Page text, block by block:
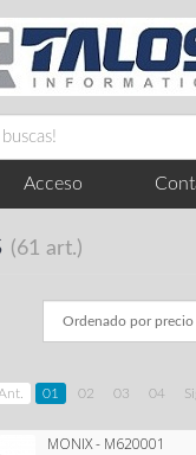
Acceso
(61 art.)
Ant. 01 02 03 04
MONIX - M620001